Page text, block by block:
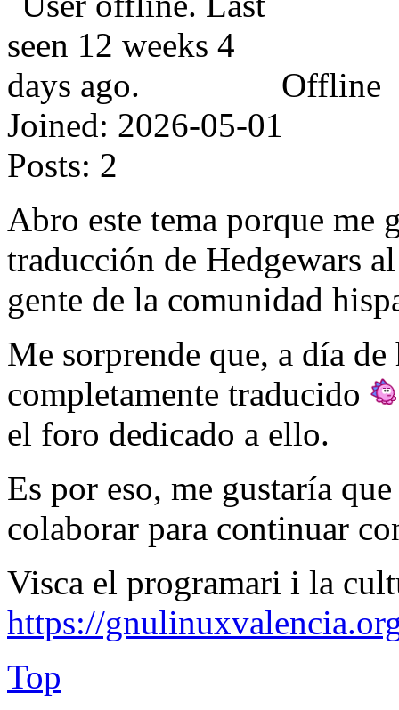
Offline
Joined: 2026-05-01
Posts: 2
Abro este tema porque me
traducción de Hedgewars
gente de la comunidad
Me sorprende que, a día
completamente traducido
el foro dedicado a ello.
Es por eso, me gustaría
colaborar para continuar
Visca el programari i la
https://
Top